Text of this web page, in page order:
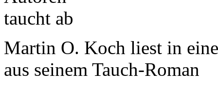
Martin O. Koch liest in
aus seinem Tauch-Roman